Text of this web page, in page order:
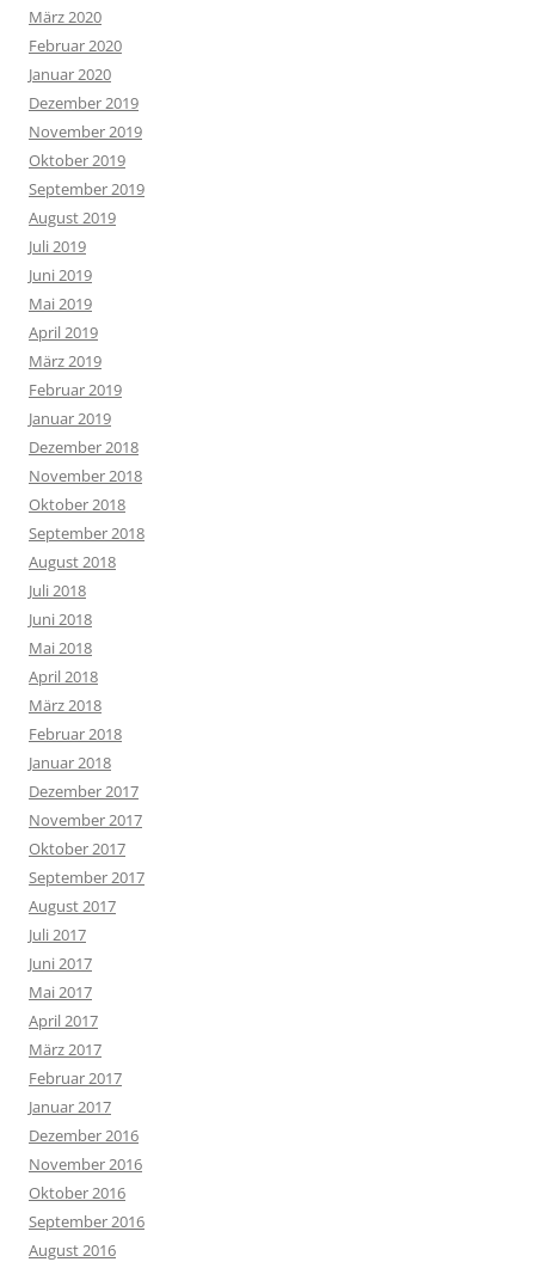
März 2020
Februar 2020
Januar 2020
Dezember 2019
November 2019
Oktober 2019
September 2019
August 2019
Juli 2019
Juni 2019
Mai 2019
April 2019
März 2019
Februar 2019
Januar 2019
Dezember 2018
November 2018
Oktober 2018
September 2018
August 2018
Juli 2018
Juni 2018
Mai 2018
April 2018
März 2018
Februar 2018
Januar 2018
Dezember 2017
November 2017
Oktober 2017
September 2017
August 2017
Juli 2017
Juni 2017
Mai 2017
April 2017
März 2017
Februar 2017
Januar 2017
Dezember 2016
November 2016
Oktober 2016
September 2016
August 2016